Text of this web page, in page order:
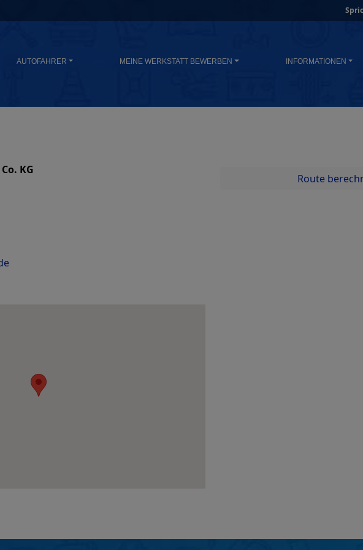
AUTOFAHRER MEINE WERKSTATT BEWERBEN INFORMATIONEN
KG
Route